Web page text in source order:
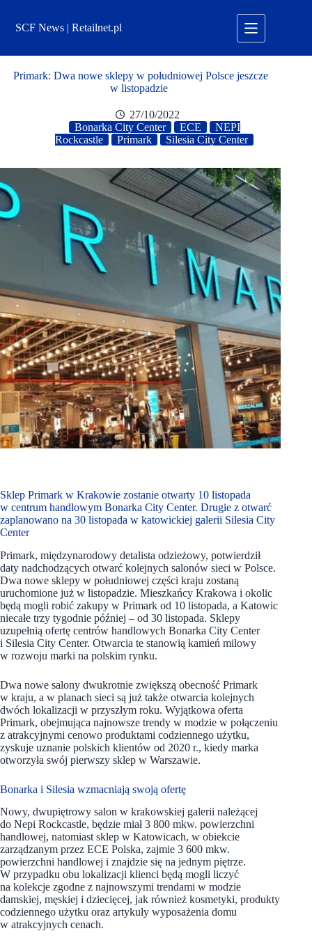
treściSCF News | Retailnet.pl
Primark: Dwa nowe sklepy w południowej Polsce jeszcze
w listopadzie
27/10/2022
Bonarka City Center
ECE
NEPI
Rockcastle
Primark Silesia City Center
Sklep Primark w Krakowie zostanie otwarty 10 listopada
w centrum handlowym Bonarka City Center. Drugie z otwarć
zaplanowano na 30 listopada w katowickiej galerii Silesia City
Center
Primark, międzynarodowy detalista odzieżowy, potwierdził
daty nadchodzących otwarć kolejnych salonów sieci w Polsce.
Dwa nowe sklepy w południowej części kraju zostaną
uruchomione już w listopadzie. Mieszkańcy Krakowa i okolic
będą mogli robić zakupy w Primark od 10 listopada, a Katowic
niecałe trzy tygodnie później – od 30 listopada. Sklepy
uzupełnią ofertę centrów handlowych Bonarka City Center
i Silesia City Center. Otwarcia te stanowią kamień milowy
w rozwoju marki na polskim rynku.
Dwa nowe salony dwukrotnie zwiększą obecność Primark
w kraju, a w planach sieci są już także otwarcia kolejnych
dwóch lokalizacji w przyszłym roku. Wyjątkowa oferta
Primark, obejmująca najnowsze trendy w modzie w połączeniu
z atrakcyjnymi cenowo produktami codziennego użytku,
zyskuje uznanie polskich klientów od 2020 r., kiedy marka
otworzyła swój pierwszy sklep w Warszawie.
Bonarka i Silesia wzmacniają swoją ofertę
Nowy, dwupiętrowy salon w krakowskiej galerii należącej
do Nepi Rockcastle, będzie miał 3 800 mkw. powierzchni
handlowej, natomiast sklep w Katowicach, w obiekcie
zarządzanym przez ECE Polska, zajmie 3 600 mkw.
powierzchni handlowej i znajdzie się na jednym piętrze.
W przypadku obu lokalizacji klienci będą mogli liczyć
na kolekcje zgodne z najnowszymi trendami w modzie
damskiej, męskiej i dziecięcej, jak również kosmetyki, produkty
codziennego użytku oraz artykuły wyposażenia domu
w atrakcyjnych cenach.